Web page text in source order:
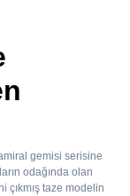
gemisi serisine
odağında olan
çıkmış taze modelin